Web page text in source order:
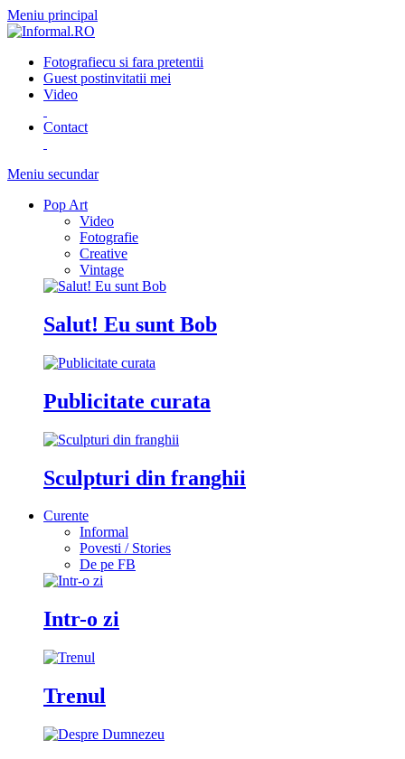
Meniu principal
Fotografiecu si fara pretentii
Guest postinvitatii mei
Video
Contact
Meniu secundar
Pop Art
Video
Fotografie
Creative
Vintage
Salut! Eu sunt Bob
Publicitate curata
Sculpturi din franghii
Curente
Informal
Povesti / Stories
De pe FB
Intr-o zi
Trenul